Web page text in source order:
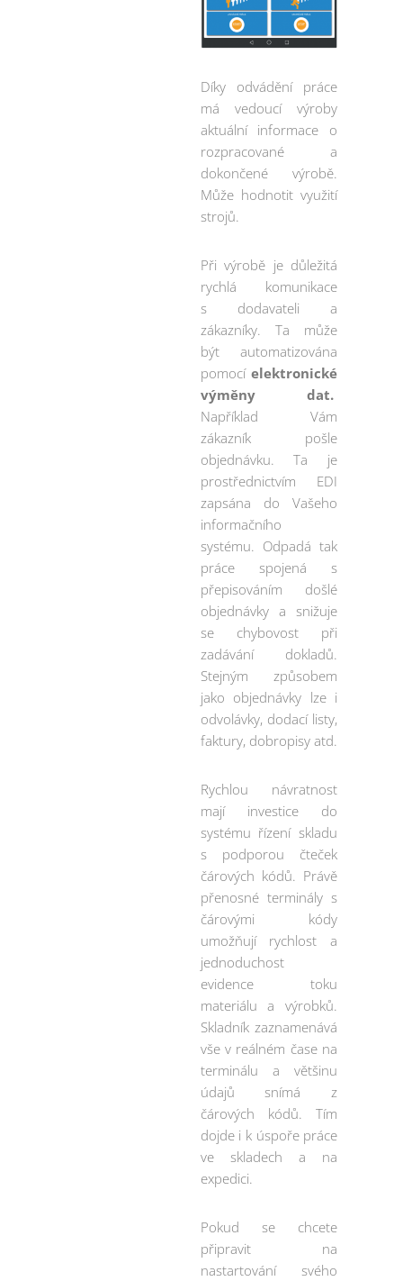
Díky odvádění práce
má vedoucí výroby
aktuální informace o
rozpracované a
dokončené výrobě.
Může hodnotit využití
strojů.
Při výrobě je důležitá
rychlá komunikace
s dodavateli a
zákazníky. Ta může
být automatizována
pomocíelektronické
výměny dat.
Například Vám
zákazník pošle
objednávku. Ta je
prostřednictvím EDI
zapsána do Vašeho
informačního
systému. Odpadá tak
práce spojená s
přepisováním došlé
objednávky a snižuje
se chybovost při
zadávání dokladů.
Stejným způsobem
jako objednávky lze i
odvolávky, dodací listy,
faktury, dobropisy atd.
Rychlou návratnost
mají investice do
systému řízení skladu
s podporou čteček
čárových kódů. Právě
přenosné terminály s
čárovými kódy
umožňují rychlost a
jednoduchost
evidence toku
materiálu a výrobků.
Skladník zaznamenává
vše v reálném čase na
terminálu a většinu
údajů snímá z
čárových kódů. Tím
dojde i k úspoře práce
ve skladech a na
expedici.
Pokud se chcete
připravit na
nastartování svého